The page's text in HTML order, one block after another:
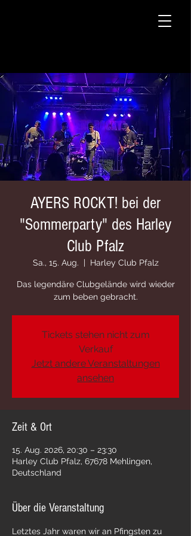
AYERS ROCKT! bei der
"Sommerparty" des Harley
Club Pfalz
Sa., 15. Aug.
  |
Harley Club Pfalz
Das legendäre Clubgelände wird wieder
zum beben gebracht.
Tickets stehen nicht zum
Verkauf
Jetzt andere Veranstaltungen
ansehen
Zeit & Ort
15. Aug. 2026, 20:30 – 23:30
Harley Club Pfalz, 67678 Mehlingen,
Deutschland
Über die Veranstaltung
Letztes Jahr waren wir an Pfingsten zu